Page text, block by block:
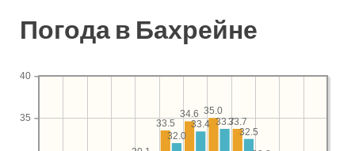
Погода в Бахрейне